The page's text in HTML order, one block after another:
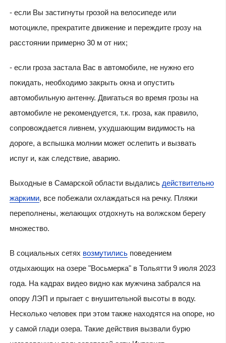
- если Вы застигнуты грозой на велосипеде или
мотоцикле, прекратите движение и переждите грозу на
расстоянии примерно 30 м от них;
- если гроза застала Вас в автомобиле, не нужно его
покидать, необходимо закрыть окна и опустить
автомобильную антенну. Двигаться во время грозы на
автомобиле не рекомендуется, т.к. гроза, как правило,
сопровождается ливнем, ухудшающим видимость на
дороге, а вспышка молнии может ослепить и вызвать
испуг и, как следствие, аварию.
Выходные в Самарской области выдались действительно
жаркими, все побежали охлаждаться на речку. Пляжи
переполнены, желающих отдохнуть на волжском берегу
множество.
В социальных сетях возмутилисьповедением
отдыхающих на озере "Восьмерка" в Тольятти 9 июля 2023
года. На кадрах видео видно как мужчина забрался на
опору ЛЭП и прыгает с внушительной высоты в воду.
Несколько человек при этом также находятся на опоре, но
у самой глади озера. Такие действия вызвали бурю